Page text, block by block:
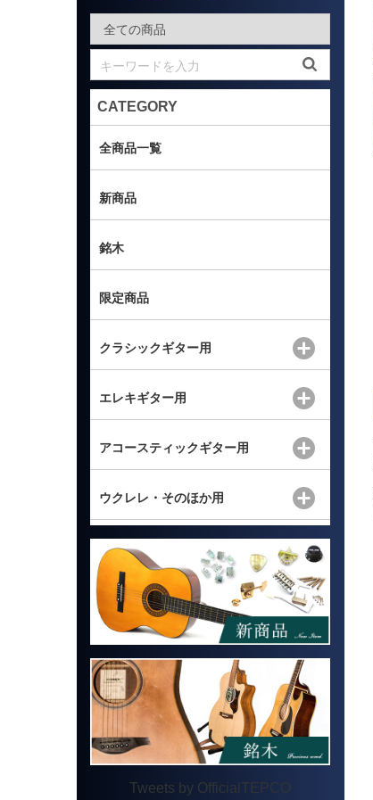
CATEGORY
全商品一覧
新商品
銘木
限定商品
クラシックギター用
エレキギター用
アコースティックギター用
ウクレレ・そのほか用
Tweets by OfficialTEPCO